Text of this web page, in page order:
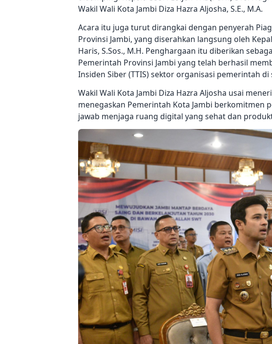
Wakil Wali Kota Jambi Diza Hazra Aljosha, S.E., M.A.
Acara itu juga turut dirangkai dengan penyerah
Provinsi Jambi, yang diserahkan langsung oleh
Haris, S.Sos., M.H. Penghargaan itu diberikan
Pemerintah Provinsi Jambi yang telah berhasil
Insiden Siber (TTIS) sektor organisasi pemerintah
Wakil Wali Kota Jambi Diza Hazra Aljosha usai
menegaskan Pemerintah Kota Jambi berkomitmen
jawab menjaga ruang digital yang sehat dan